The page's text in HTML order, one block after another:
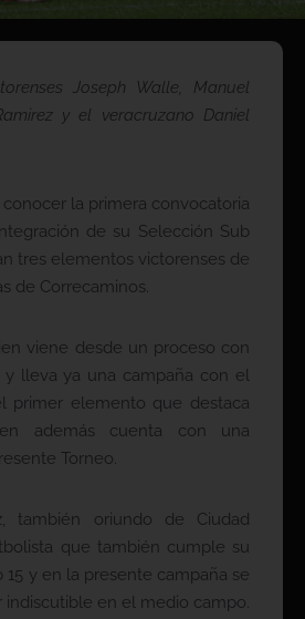
Joseph Walle, Manuel
y el veracruzano Daniel
conocer la primera convocatoria
de su Selección Sub
tres elementos victorenses de
de Correcaminos.
viene desde un proceso con
y lleva ya una campaña con el
primer elemento que destaca
además cuenta con una
Torneo.
también oriundo de Ciudad
que también cumple su
15 y en la presente campaña se
indiscutible en el medio campo.